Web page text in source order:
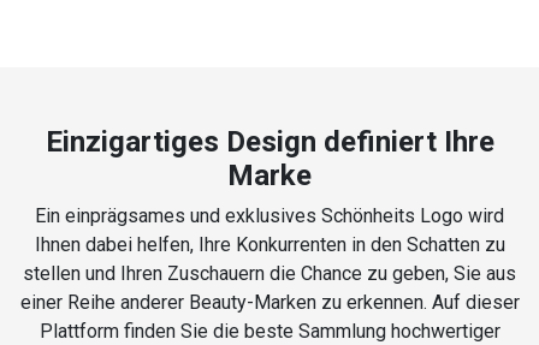
Einzigartiges Design definiert Ihre
Marke
Ein einprägsames und exklusives Schönheits Logo wird
Ihnen dabei helfen, Ihre Konkurrenten in den Schatten zu
stellen und Ihren Zuschauern die Chance zu geben, Sie aus
einer Reihe anderer Beauty-Marken zu erkennen. Auf dieser
Plattform finden Sie die beste Sammlung hochwertiger